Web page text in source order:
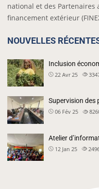
national et des Partenaires
financement extérieur
NOUVELLES
Inclusion
22 Avr 25
Supervision des
06 Fév 25
Atelier
12 Jan 25